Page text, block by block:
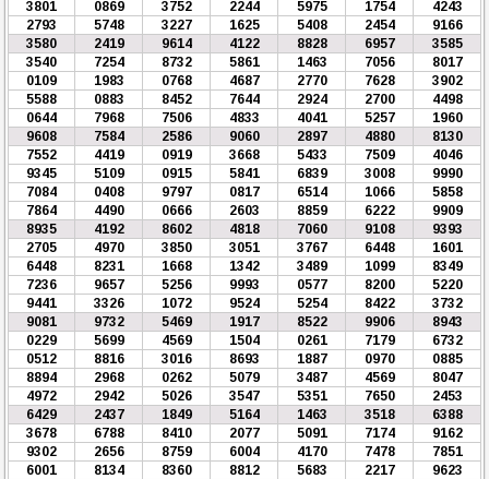
3801 0869 3752 2244 5975 1754
4243
2793
5748 3227 1625 5408 2454
9166
3580
2419 9614 4122 8828 6957
3585
3540
7254 8732 5861 1463 7056
8017
0109
1983 0768 4687 2770 7628
3902
5588
0883 8452 7644 2924 2700
4498
0644
7968 7506 4833 4041 5257
1960
9608
7584 2586 9060 2897 4880
8130
7552
4419 0919 3668 5433 7509
4046
9345
5109 0915 5841 6839 3008
9990
7084
0408 9797 0817 6514 1066
5858
7864
4490 0666 2603 8859 6222
9909
8935
4192 8602 4818 7060 9108
9393
2705
4970 3850 3051 3767 6448
1601
6448
8231 1668 1342 3489 1099
8349
7236
9657 5256 9993 0577 8200
5220
9441
3326 1072 9524 5254 8422
3732
9081
9732 5469 1917 8522 9906
8943
0229
5699 4569 1504 0261 7179
6732
0512
8816 3016 8693 1887 0970
0885
8894
2968 0262 5079 3487 4569
8047
4972
2942 5026 3547 5351 7650
2453
6429
2437 1849 5164 1463 3518
6388
3678
6788 8410 2077 5091 7174
9162
9302
2656 8759 6004 4170 7478
7851
6001
8134 8360 8812 5683 2217
9623